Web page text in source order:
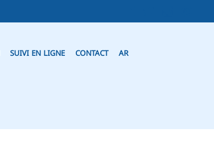
SUIVI EN LIGNE CONTACT AR